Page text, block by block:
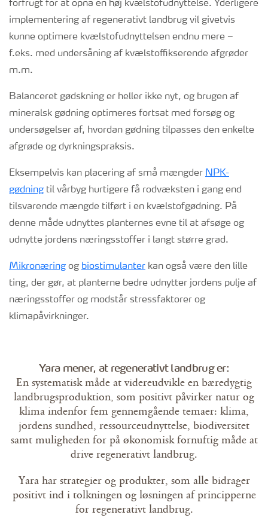
forfrugt for at opnå en høj kvælstofudnyttelse. Yderligere
implementering af regenerativt landbrug vil givetvis
kunne optimere kvælstofudnyttelsen endnu mere –
f.eks. med undersåning af kvælstoffikserende afgrøder
m.m.
Balanceret gødskning er heller ikke nyt, og brugen af
mineralsk gødning optimeres fortsat med forsøg og
undersøgelser af, hvordan gødning tilpasses den enkelte
afgrøde og dyrkningspraksis.
Eksempelvis kan placering af små mængder NPK-
gødningtil vårbyg hurtigere få rodvæksten i gang end
tilsvarende mængde tilført i en kvælstofgødning. På
denne måde udnyttes planternes evne til at afsøge og
udnytte jordens næringsstoffer i langt større grad.
Mikronæringog biostimulanter kan også være den lille
ting, der gør, at planterne bedre udnytter jordens pulje af
næringsstoffer og modstår stressfaktorer og
klimapåvirkninger.
Yara mener, at regenerativt landbrug er:
En systematisk måde at videreudvikle en bæredygtig
landbrugsproduktion, som positivt påvirker natur og
klima indenfor fem gennemgående temaer: klima,
jordens sundhed, ressourceudnyttelse, biodiversitet
samt muligheden for på økonomisk fornuftig måde at
drive regenerativt landbrug.
Yara har strategier og produkter, som alle bidrager
positivt ind i tolkningen og løsningen af principperne
for regenerativt landbrug.